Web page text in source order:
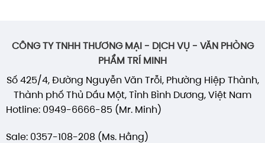
CÔNG TY TNHH THƯƠNG MẠI - DỊCH VỤ - VĂN PHÒNG
PHẨM TRÍ MINH
Số 425/4, Đường Nguyễn Văn Trỗi, Phường Hiệp Thành,
Thành phố Thủ Dầu Một, Tỉnh Bình Dương, Việt Nam
Hotline: 0949-6666-85 (Mr. Minh)
Sale: 0357-108-208 (Ms. Hằng)